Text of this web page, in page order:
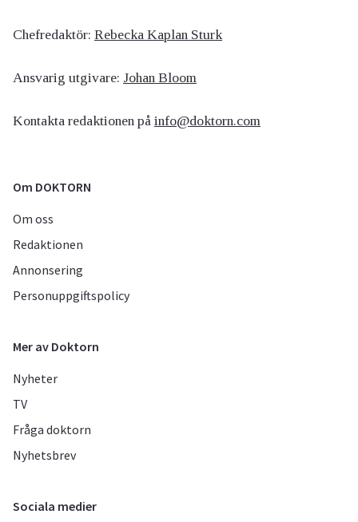
Chefredaktör: Rebecka Kaplan Sturk
Ansvarig utgivare: Johan Bloom
Kontakta redaktionen på info@doktorn.com
Om DOKTORN
Om oss
Redaktionen
Annonsering
Personuppgiftspolicy
Mer av Doktorn
Nyheter
TV
Fråga doktorn
Nyhetsbrev
Sociala medier